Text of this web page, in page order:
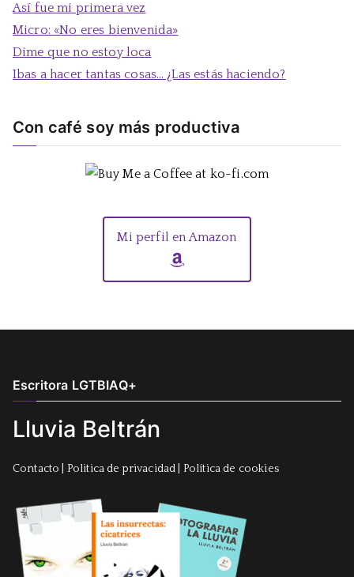
Así fue mi primera vez
Micro: «No eres bienvenida»
Dime que no estoy loca
Ibas a hacer tantas cosas… ¿Las estás haciendo?
Con café soy más productiva
Mi perfil en Amazon
Escritora LGTBIAQ+
Lluvia Beltrán
Contacto Politica de privacidad Política de cookies